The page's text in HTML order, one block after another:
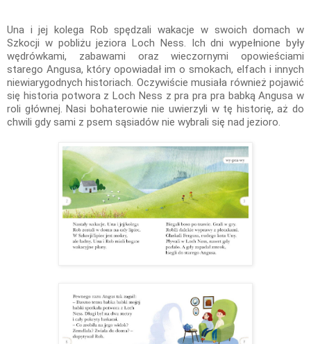
Una i jej kolega Rob spędzali wakacje w swoich domach w
Szkocji w pobliżu jeziora Loch Ness. Ich dni wypełnione były
wędrówkami, zabawami oraz wieczornymi opowieściami
starego Angusa, który opowiadał im o smokach, elfach i innych
niewiarygodnych historiach. Oczywiście musiała również pojawić
się historia potwora z Loch Ness z pra pra pra babką Angusa w
roli głównej. Nasi bohaterowie nie uwierzyli w tę historię, aż do
chwili gdy sami z psem sąsiadów nie wybrali się nad jezioro.